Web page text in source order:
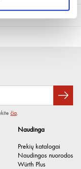
Naudinga
Prekių katalogai
Naudingos nuorodos
Würth Plus
čia.